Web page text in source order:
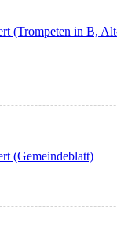
(Trompeten in B,
(Gemeindeblatt)